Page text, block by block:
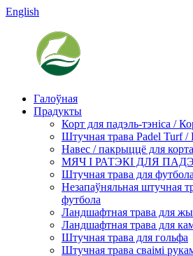
English
Галоўная
Прадукты
Корт для падэль-тэніса /
Штучная трава Padel Turf /
Навес / пакрыццё для
МЯЧ І РАТЭКІ ​​ДЛЯ
Штучная трава для
Незапаўняльная штучная
футбола
Ландшафтная трава для
Ландшафтная трава для
Штучная трава для гольфа
Штучная трава сваімі